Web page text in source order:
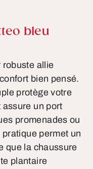
bleu
robuste allie
bien pensé.
protège votre
un port
promenades ou
permet un
que la chaussure
plantaire